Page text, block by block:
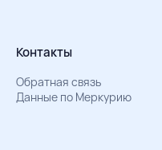
Контакты
Обратная связь
Данные по Меркурию